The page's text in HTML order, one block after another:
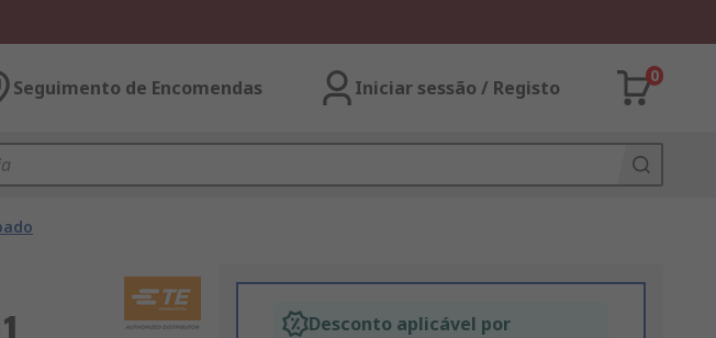
Seguimento de Encomendas Iniciar sessão / Registo
0
Desconto aplicável por